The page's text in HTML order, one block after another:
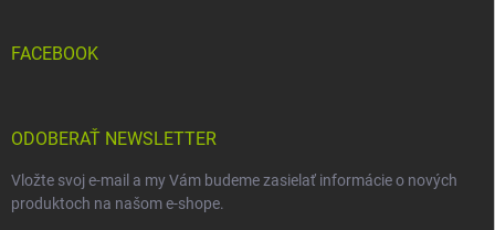
FACEBOOK
ODOBERAŤ NEWSLETTER
Vložte svoj e-mail a my Vám budeme zasielať informácie o nových
produktoch na našom e-shope.